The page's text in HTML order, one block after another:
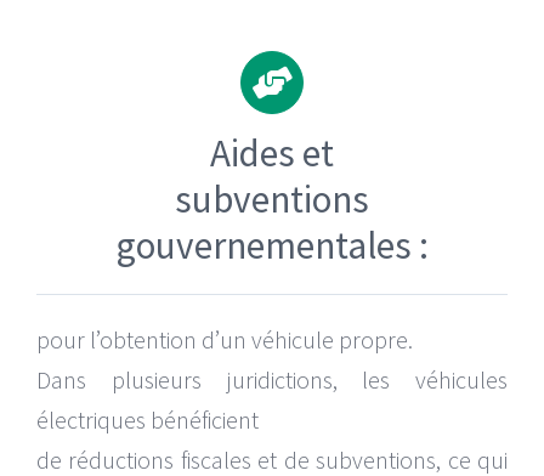
Aides et
subventions
gouvernementales :
pour l’obtention d’un véhicule propre.
Dans plusieurs juridictions, les véhicules
électriques bénéficient
de réductions fiscales et de subventions, ce qui